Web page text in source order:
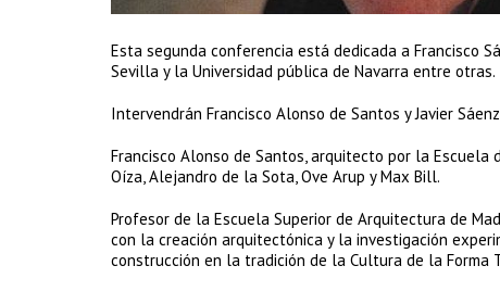
Esta segunda conferencia está dedicada a Francisco
Sevilla y la Universidad pública de Navarra entre otras.
Intervendrán Francisco Alonso de Santos y Javier
Francisco Alonso de Santos, arquitecto por la Escuela
Oíza, Alejandro de la Sota, Ove Arup y Max Bill.
Profesor de la Escuela Superior de Arquitectura de
con la creación arquitectónica y la investigación
construcción en la tradición de la Cultura de la Forma